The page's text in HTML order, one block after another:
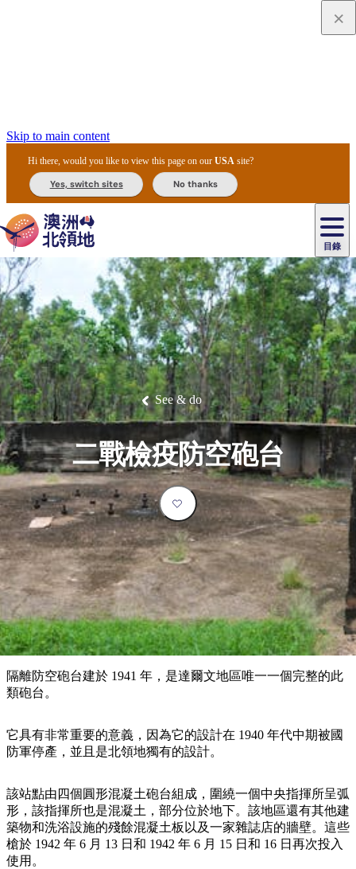
Skip to main content
Hi there, would you like to view this page on ourUSA site?
Yes, switch sites No thanks
目錄
主
目
錄
必
訪
景
點
最
受
歡
迎
目
的
地
內
陸
和
戶
外
按
區
探
索
達
爾
文
愛
麗
斯
泉
烏
魯
魯
卡
卡
杜
國
家
公
園
李
治
菲
特
國
家
公
園
瓦
塔
卡
國
家
公
園
提
維
群
島
東
阿
納
姆
地
馬
塔
蘭
卡
溫
泉
池
尼
特
米
魯
克
國
家
公
園
卡
魯
卡
魯
/
魔
鬼
大
理
石
保
護
馬
古
克
瀑
茨
奧
里
查
/
西
麥
克
唐
納
國
公
園
必
玩
活
動
體
驗
旅
客
類
型
推
薦
榜
單
住
民
文
化
體
驗
美
食
攻
略
節
慶
與
活
動
戶
外
和
探
險
自
然
和
野
生
動
植
物
歷
史
與
文
物
釣
魚
豪
華
旅
游
露
營
和
豪
華
野
營
自
駕
遊
劃
您
旅
行
規
劃
和
預
訂
實
用
資
訊
劃
工
具
住
宿
導
覽
團
租
車
和
交
通
工
具
See & do
二戰檢疫防空砲台
隔離防空砲台建於 1941 年，是達爾文地區唯一一個完整的此
類砲台。
它具有非常重要的意義，因為它的設計在 1940 年代中期被國
防軍停產，並且是北領地獨有的設計。
該站點由四個圓形混凝土砲台組成，圍繞一個中央指揮所呈弧
形，該指揮所也是混凝土，部分位於地下。該地區還有其他建
築物和洗浴設施的殘餘混凝土板以及一家雜誌店的牆壁。這些
槍於 1942 年 6 月 13 日和 1942 年 6 月 15 日和 16 日再次投入
使用。